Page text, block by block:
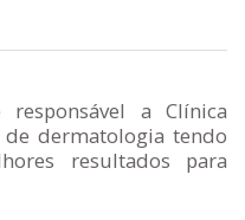
a Clínica
de dermatologia tendo
resultados para